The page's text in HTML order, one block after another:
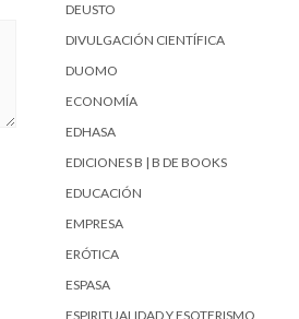
DEUSTO
DIVULGACIÓN CIENTÍFICA
DUOMO
ECONOMÍA
EDHASA
EDICIONES B | B DE BOOKS
EDUCACIÓN
EMPRESA
ERÓTICA
ESPASA
ESPIRITUALIDAD Y ESOTERISMO